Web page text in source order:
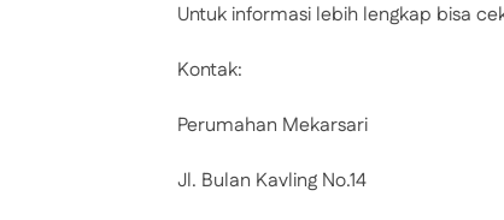
Untuk informasi lebih lengkap bisa
Kontak:
Perumahan Mekarsari
Jl. Bulan Kavling No.14